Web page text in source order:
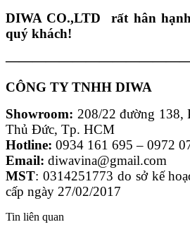
DIWA CO.,LTD rất hân
quý khách!
CÔNG TY TNHH DIWA
Showroom: 208/22 đường 138,
Thủ Đức, Tp. HCM
Hotline: 0934 161 695 – 0972
Email: diwavina@gmail.com
MST: 0314251773 do sở kế
cấp ngày 27/02/2017
Tin liên quan